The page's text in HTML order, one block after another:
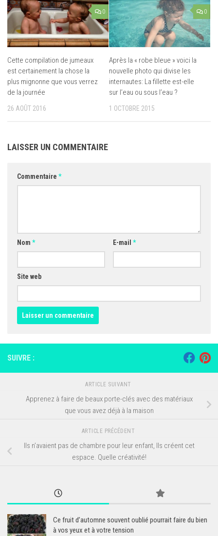
0
Cette compilation de jumeaux
est certainement la chose la
plus mignonne que vous verrez
de la journée
26 AOÛT 2016
0
Après la « robe bleue » voici la
nouvelle photo qui divise les
internautes: La fillette est-elle
sur l’eau ou sous l’eau ?
1 OCTOBRE 2015
LAISSER UN COMMENTAIRE
Commentaire *
Nom * E-mail *
Site web
SUIVRE :
ARTICLE SUIVANT
Apprenez à faire de beaux porte-clés avec des matériaux
que vous avez déjà à la maison
ARTICLE PRÉCÉDENT
Ils n’avaient pas de chambre pour leur enfant, Ils créent cet
espace. Quelle créativité!
Ce fruit d’automne souvent oublié pourrait faire du bien
à vos yeux et à votre tension